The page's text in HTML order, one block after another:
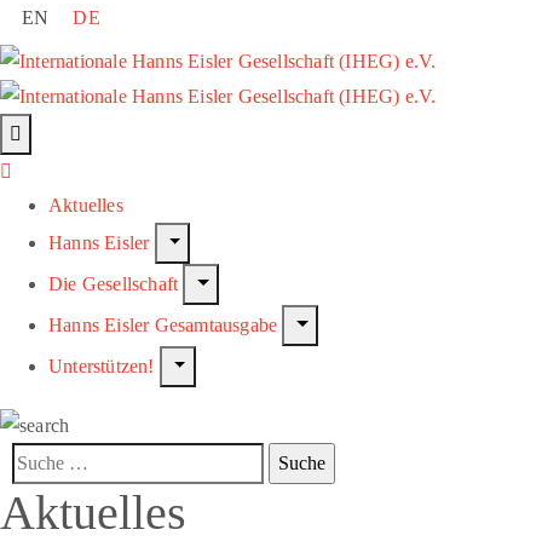
EN DE
Aktuelles
Hanns Eisler
Die Gesellschaft
Hanns Eisler Gesamtausgabe
Unterstützen!
Aktuelles